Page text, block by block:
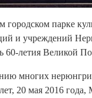
парке
и учреждений
60-летия Великой
многих
20 мая 2016